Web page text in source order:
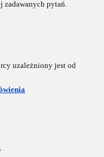
zadawanych pytań.
uzależniony jest od